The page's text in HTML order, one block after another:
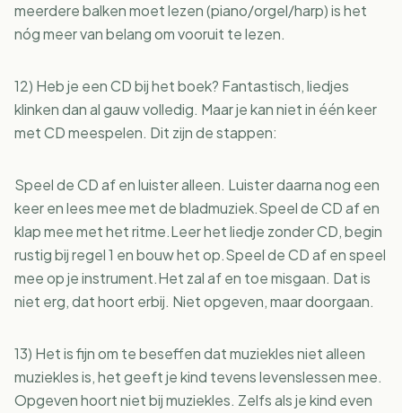
meerdere balken moet lezen (piano/orgel/harp) is het
nóg meer van belang om vooruit te lezen.
12) Heb je een CD bij het boek? Fantastisch, liedjes
klinken dan al gauw volledig. Maar je kan niet in één keer
met CD meespelen. Dit zijn de stappen:
Speel de CD af en luister alleen. Luister daarna nog een
keer en lees mee met de bladmuziek.Speel de CD af en
klap mee met het ritme.Leer het liedje zonder CD, begin
rustig bij regel 1 en bouw het op.Speel de CD af en speel
mee op je instrument.Het zal af en toe misgaan. Dat is
niet erg, dat hoort erbij. Niet opgeven, maar doorgaan.
13) Het is fijn om te beseffen dat muziekles niet alleen
muziekles is, het geeft je kind tevens levenslessen mee.
Opgeven hoort niet bij muziekles. Zelfs als je kind even